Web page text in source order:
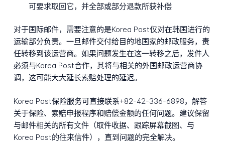
可要求取回它，并全部或部分退款所获补偿
对于国际邮件，需要注意的是Korea Post仅对在韩国进行的
运输部分负责。一旦邮件交付给目的地国家的邮政服务，责
任转移到该运营商。如果问题发生在这一转移之后，发件人
必须与Korea Post合作，其将与相关的外国邮政运营商协
调，这可能大大延长索赔处理的延迟。
Korea Post保险服务可直接联系+82-42-336-6898，解答
关于保险、索赔申报程序和赔偿金额的任何问题。建议保留
与邮件相关的所有文件（取件收据、跟踪屏幕截图、与
Korea Post的往来信件），直到问题的完全解决。